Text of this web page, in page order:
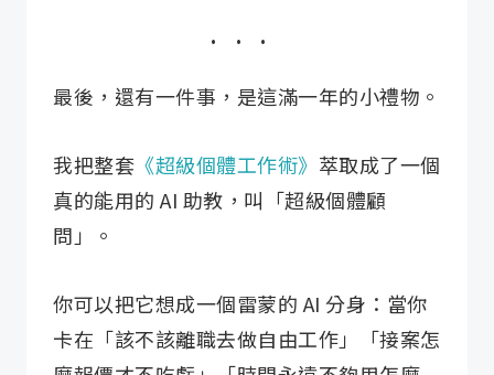
最後，還有一件事，是這滿一年的小禮物。
我把整套 《超級個體工作術》 萃取成了一個
真的能用的 AI 助教，叫「超級個體顧
問」。
你可以把它想成一個雷蒙的 AI 分身：當你
卡在「該不該離職去做自由工作」「接案怎